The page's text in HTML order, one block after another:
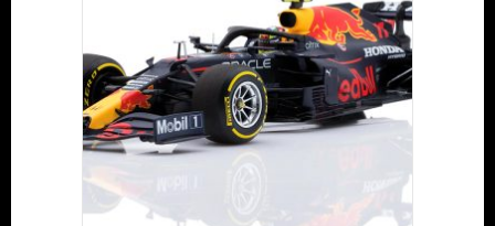
TOVÁBB